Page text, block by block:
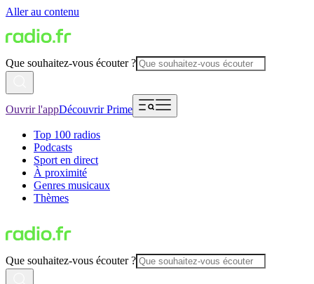
Aller au contenu
Que souhaitez-vous écouter ?
Ouvrir l'appDécouvrir Prime
Top 100 radios
Podcasts
Sport en direct
À proximité
Genres musicaux
Thèmes
Que souhaitez-vous écouter ?